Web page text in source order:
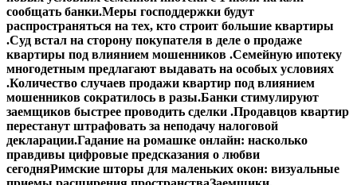
сообщать банки.Меры господдержки будут
распространяться на тех, кто строит большие квартиры
.Суд встал на сторону покупателя в деле о продаже
квартиры под влиянием мошенников .Семейную ипотеку
многодетным предлагают выдавать на особых условиях
.Количество случаев продажи квартир под влиянием
мошенников сократилось в разы.Банки стимулируют
заемщиков быстрее проводить сделки .Продавцов квартир
перестанут штрафовать за неподачу налоговой
декларации.Гадание на ромашке онлайн: насколько
правдивы цифровые предсказания о любви
сегодняРимские шторы для маленьких окон: визуальные